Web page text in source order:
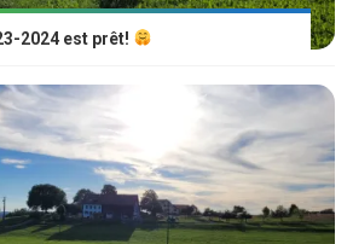
2024 est prêt!